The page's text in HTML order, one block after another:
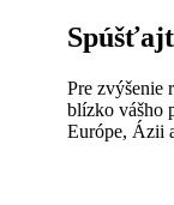
Pre zvýšenie
blízko vášho
Európe, Ázii